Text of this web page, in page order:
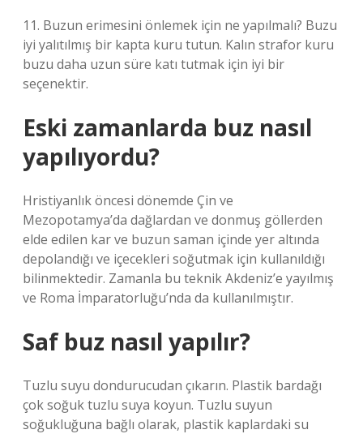
11. Buzun erimesini önlemek için ne yapılmalı? Buzu
iyi yalıtılmış bir kapta kuru tutun. Kalın strafor kuru
buzu daha uzun süre katı tutmak için iyi bir
seçenektir.
Eski zamanlarda buz nasıl
yapılıyordu?
Hristiyanlık öncesi dönemde Çin ve
Mezopotamya’da dağlardan ve donmuş göllerden
elde edilen kar ve buzun saman içinde yer altında
depolandığı ve içecekleri soğutmak için kullanıldığı
bilinmektedir. Zamanla bu teknik Akdeniz’e yayılmış
ve Roma İmparatorluğu’nda da kullanılmıştır.
Saf buz nasıl yapılır?
Tuzlu suyu dondurucudan çıkarın. Plastik bardağı
çok soğuk tuzlu suya koyun. Tuzlu suyun
soğukluğuna bağlı olarak, plastik kaplardaki su